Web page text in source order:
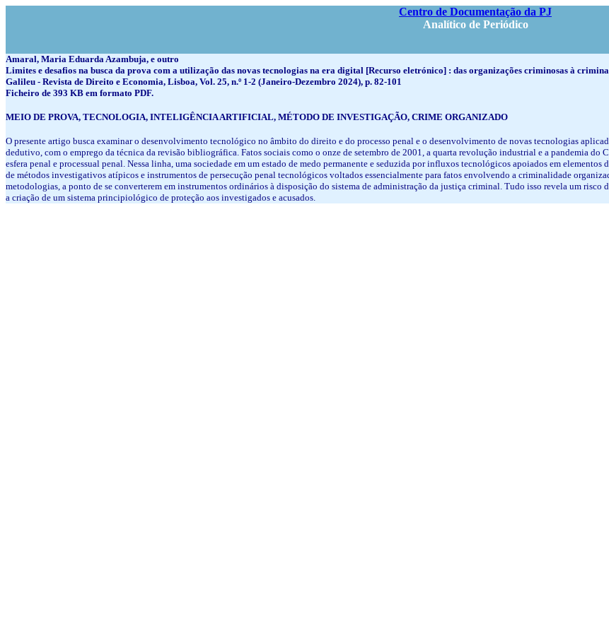
Centro de Documentação da PJ
Analítico de Periódico
Amaral, Maria Eduarda Azambuja, e outro
Limites e desafios na busca da prova com a utilização das novas tecnologias na era digital [Recurso eletrónico] : das organizações criminosas à
Galileu - Revista de Direito e Economia, Lisboa, Vol. 25, n.º 1-2 (Janeiro-Dezembro 2024), p. 82-101
Ficheiro de 393 KB em formato PDF.
MEIO DE PROVA, TECNOLOGIA, INTELIGÊNCIA ARTIFICIAL, MÉTODO DE INVESTIGAÇÃO, CRIME ORGANIZADO
O presente artigo busca examinar o desenvolvimento tecnológico no âmbito do direito e do processo penal e o desenvolvimento de novas tecnologias
dedutivo, com o emprego da técnica da revisão bibliográfica. Fatos sociais como o onze de setembro de 2001, a quarta revolução industrial e a pandemia
esfera penal e processual penal. Nessa linha, uma sociedade em um estado de medo permanente e seduzida por influxos tecnológicos apoiados em
de métodos investigativos atípicos e instrumentos de persecução penal tecnológicos voltados essencialmente para fatos envolvendo a criminalidade
metodologias, a ponto de se converterem em instrumentos ordinários à disposição do sistema de administração da justiça criminal. Tudo isso revela um
a criação de um sistema principiológico de proteção aos investigados e acusados.